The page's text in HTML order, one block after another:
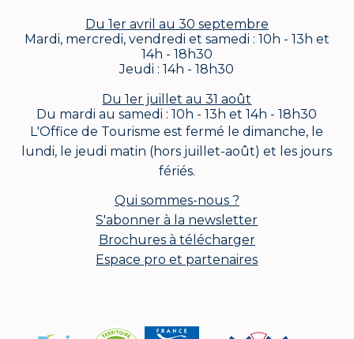
Du 1er avril au 30 septembre
Mardi, mercredi, vendredi et samedi : 10h - 13h et
14h - 18h30
Jeudi : 14h - 18h30
Du 1er juillet au 31 août
Du mardi au samedi : 10h - 13h et 14h - 18h30
L'Office de Tourisme est fermé le dimanche, le
lundi, le jeudi matin (hors juillet-août) et les jours
fériés.
Qui sommes-nous ?
S'abonner à la newsletter
Brochures à télécharger
Espace pro et partenaires